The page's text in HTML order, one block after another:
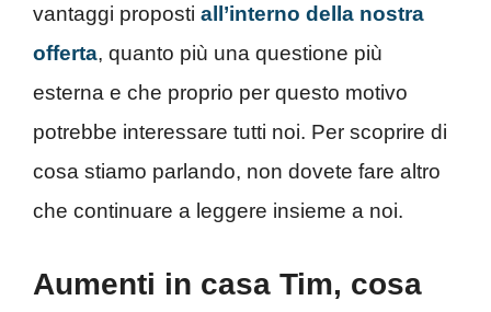
vantaggi proposti all’interno della nostra
offerta, quanto più una questione più
esterna e che proprio per questo motivo
potrebbe interessare tutti noi. Per scoprire di
cosa stiamo parlando, non dovete fare altro
che continuare a leggere insieme a noi.
Aumenti in casa Tim, cosa